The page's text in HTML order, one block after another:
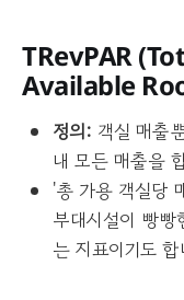
TRevPAR (
Available
정의: 객실 매출
내 모든 매출을
'총 가용 객실당
부대시설이 빵
는 지표이기도